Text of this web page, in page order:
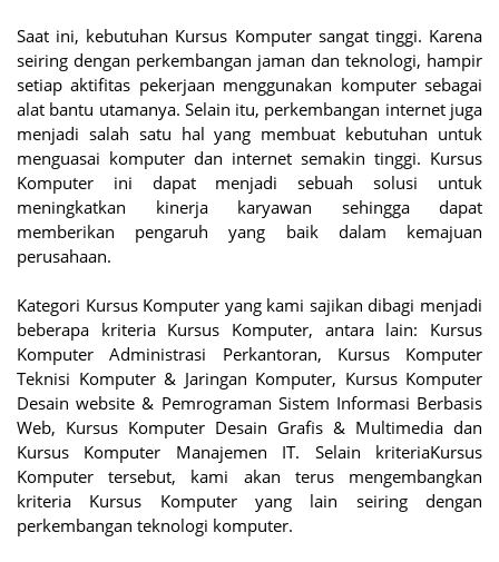
Saat ini, kebutuhan Kursus Komputer sangat tinggi. Karena
seiring dengan perkembangan jaman dan teknologi, hampir
setiap aktifitas pekerjaan menggunakan komputer sebagai
alat bantu utamanya. Selain itu, perkembangan internet juga
menjadi salah satu hal yang membuat kebutuhan untuk
menguasai komputer dan internet semakin tinggi. Kursus
Komputer ini dapat menjadi sebuah solusi untuk
meningkatkan kinerja karyawan sehingga dapat
memberikan pengaruh yang baik dalam kemajuan
perusahaan.
Kategori Kursus Komputer yang kami sajikan dibagi menjadi
beberapa kriteria Kursus Komputer, antara lain: Kursus
Komputer Administrasi Perkantoran, Kursus Komputer
Teknisi Komputer & Jaringan Komputer, Kursus Komputer
Desain website & Pemrograman Sistem Informasi Berbasis
Web, Kursus Komputer Desain Grafis & Multimedia dan
Kursus Komputer Manajemen IT. Selain kriteriaKursus
Komputer tersebut, kami akan terus mengembangkan
kriteria Kursus Komputer yang lain seiring dengan
perkembangan teknologi komputer.